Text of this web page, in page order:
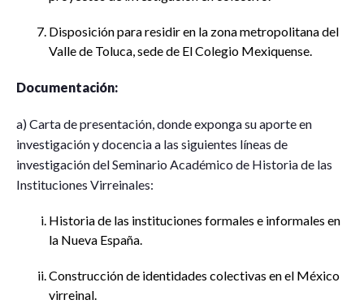
Disposición para residir en la zona metropolitana del
Valle de Toluca, sede de El Colegio Mexiquense.
Documentación:
a) Carta de presentación, donde exponga su aporte en
investigación y docencia a las siguientes líneas de
investigación del Seminario Académico de Historia de las
Instituciones Virreinales:
Historia de las instituciones formales e informales en
la Nueva España.
Construcción de identidades colectivas en el México
virreinal.